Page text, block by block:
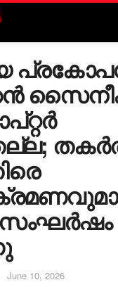
June 10, 2026